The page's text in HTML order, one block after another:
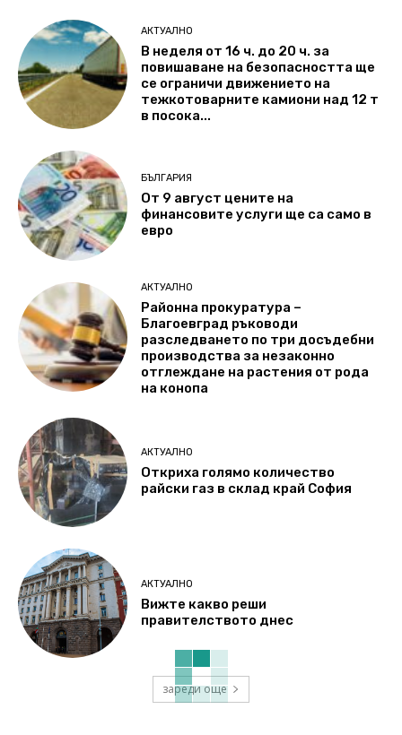
АКТУАЛНО
В неделя от 16 ч. до 20 ч. за
повишаване на безопасността ще
се ограничи движението на
тежкотоварните камиони над 12 т
в посока...
БЪЛГАРИЯ
От 9 август цените на
финансовите услуги ще са само в
евро
АКТУАЛНО
Районна прокуратура –
Благоевград ръководи
разследването по три досъдебни
производства за незаконно
отглеждане на растения от рода
на конопа
АКТУАЛНО
Откриха голямо количество
райски газ в склад край София
АКТУАЛНО
Вижте какво реши
правителството днес
зареди още